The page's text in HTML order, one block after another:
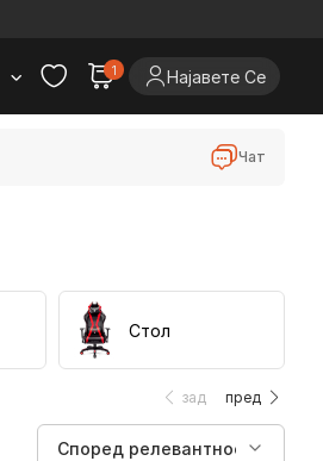
1 Најавете Се
Чат
Стол
зад пред